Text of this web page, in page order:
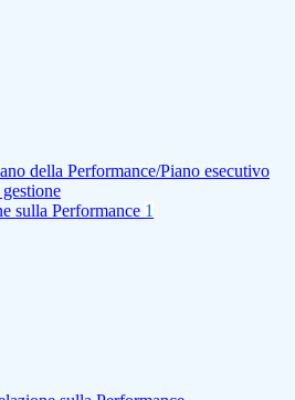
della Performance/Piano esecutivo
sulla Performance 1